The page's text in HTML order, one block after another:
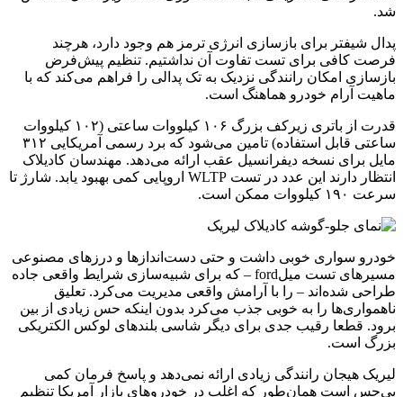
شد.
پدال شیفتر برای بازسازی انرژی ترمز هم وجود دارد، هرچند
فرصت کافی برای تست تفاوت آن نداشتیم. تنظیم پیش‌فرض
بازسازی امکان رانندگی نزدیک به تک پدالی را فراهم می‌کند که با
ماهیت آرام خودرو هماهنگ است.
قدرت از باتری زیرکف بزرگ ۱۰۶ کیلووات ساعتی (۱۰۲ کیلووات
ساعتی قابل استفاده) تامین می‌شود که برد رسمی آمریکایی ۳۱۲
مایل برای نسخه دیفرانسیل عقب ارائه می‌دهد. مهندسان کادیلاک
انتظار دارند این عدد در تست WLTP اروپایی کمی بهبود یابد. شارژ تا
سرعت ۱۹۰ کیلووات ممکن است.
خودرو سواری خوبی داشت و حتی دست‌اندازها و درزهای مصنوعی
مسیرهای تست میلford – که برای شبیه‌سازی شرایط واقعی جاده
طراحی شده‌اند – را با آرامش واقعی مدیریت می‌کرد. تعلیق
ناهمواری‌ها را به خوبی جذب می‌کرد بدون اینکه حس زیادی از بین
برود. قطعا رقیب جدی برای دیگر شاسی بلندهای لوکس الکتریکی
بزرگ است.
لیریک هیجان رانندگی زیادی ارائه نمی‌دهد و پاسخ فرمان کمی
بی‌حس است همان‌طور که اغلب در خودروهای بازار آمریکا تنظیم